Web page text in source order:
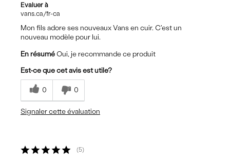
Evaluer à
vans.ca/fr-ca
Mon fils adore ses nouveaux Vans en cuir. C'est un
nouveau modèle pour lui.
En résumé Oui, je recommande ce produit
Est-ce que cet avis est utile?
0 0
Signaler cette évaluation
5